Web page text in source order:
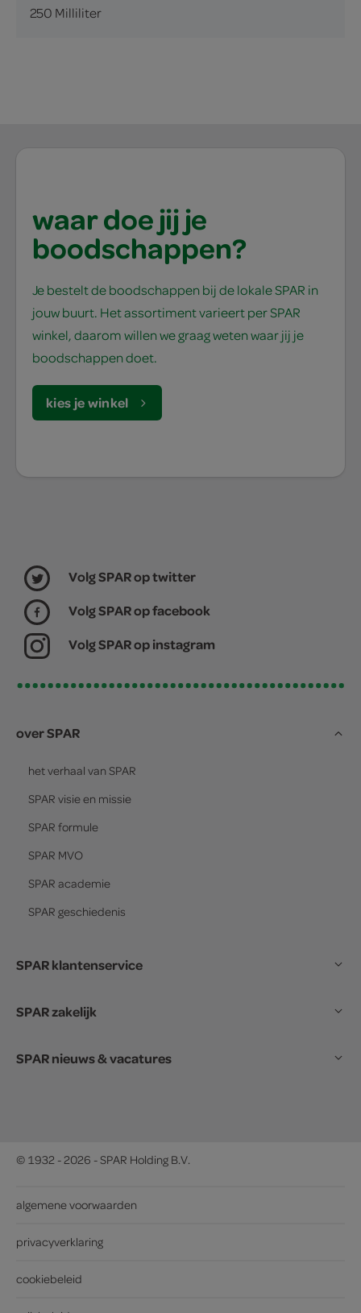
250 Milliliter
waar doe jij je
boodschappen?
Je bestelt de boodschappen bij de lokale SPAR in
jouw buurt. Het assortiment varieert per SPAR
winkel, daarom willen we graag weten waar jij je
boodschappen doet.
kies je winkel
Volg SPAR op twitter
Volg SPAR op facebook
Volg SPAR op instagram
over SPAR
het verhaal van SPAR
SPAR visie en missie
SPAR formule
SPAR MVO
SPAR academie
SPAR geschiedenis
SPAR klantenservice
SPAR zakelijk
SPAR nieuws & vacatures
© 1932 - 2026 - SPAR Holding B.V.
algemene voorwaarden
privacyverklaring
cookiebeleid